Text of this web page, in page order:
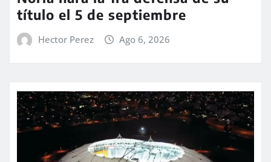
título el 5 de septiembre
Hector Perez Ago 6, 2026